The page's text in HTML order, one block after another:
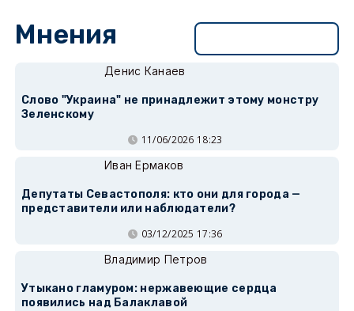
Мнения
Денис Канаев
Слово "Украина" не принадлежит этому монстру
Зеленскому
11/06/2026 18:23
Иван Ермаков
Депутаты Севастополя: кто они для города —
представители или наблюдатели?
03/12/2025 17:36
Владимир Петров
Утыкано гламуром: нержавеющие сердца
появились над Балаклавой